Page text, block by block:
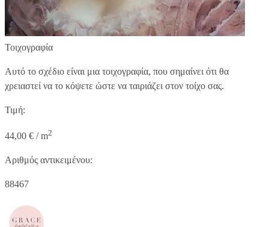
Τοιχογραφία
Αυτό το σχέδιο είναι μια τοιχογραφία, που σημαίνει ότι θα
χρειαστεί να το κόψετε ώστε να ταιριάζει στον τοίχο σας.
Τιμή:
44,00 € / m2
Αριθμός αντικειμένου:
88467